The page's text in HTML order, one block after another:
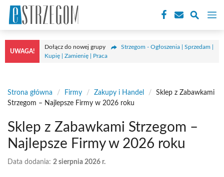
Przejdź
treści
UWAGA!
Dołącz do nowej grupy
Strzegom - Ogłoszenia | Sprzedam |
Kupię | Zamienię | Praca
Strona główna / Firmy / Zakupy i Handel /
Sklep z Zabawkami
Strzegom – Najlepsze Firmy w 2026 roku
Sklep z Zabawkami Strzegom –
Najlepsze Firmy w 2026 roku
Data dodania: 2 sierpnia 2026 r.